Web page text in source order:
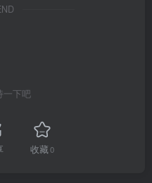
一下吧
收藏0